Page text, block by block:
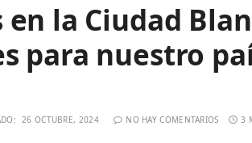
en la Ciudad
para nuestro
26 OCTUBRE, 2024 NO HAY COMENTARIOS 3